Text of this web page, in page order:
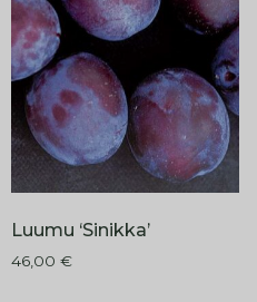
Luumu ‘Sinikka’
46,00 €